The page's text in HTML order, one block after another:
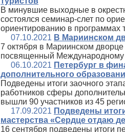
В минувшие выходные в
состоялся семинар-слет по
ориентированию в программах
07.10.2021 В Мариинском
7 октября в Мариинском
посвященный Международному
06.10.2021 Петербург в
дополнительного
Подведены итоги заочного
работников сферы
вышли 90 участников из 45
17.09.2021 Подведены
мастерства «Сердце отдаю
16 сентября подведены итоги